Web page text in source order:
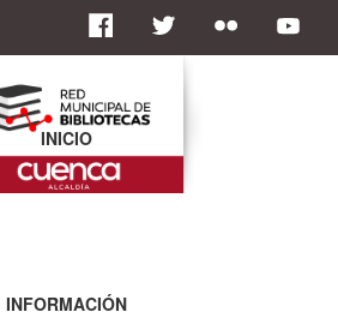
INICIO
INFORMACIÓN